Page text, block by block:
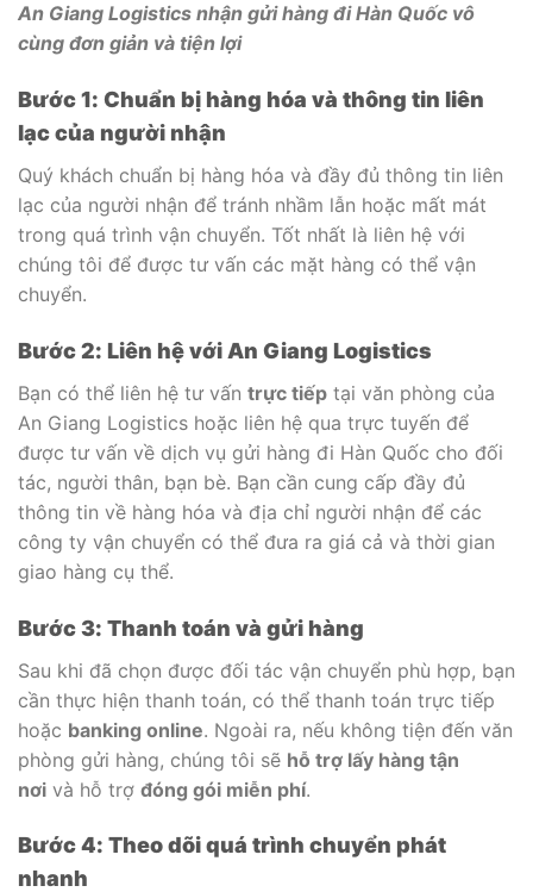
An Giang Logistics nhận gửi hàng đi Hàn Quốc vô
cùng đơn giản và tiện lợi
Bước 1: Chuẩn bị hàng hóa và thông tin liên
lạc của người nhận
Quý khách chuẩn bị hàng hóa và đầy đủ thông tin liên
lạc của người nhận để tránh nhầm lẫn hoặc mất mát
trong quá trình vận chuyển. Tốt nhất là liên hệ với
chúng tôi để được tư vấn các mặt hàng có thể vận
chuyển.
Bước 2: Liên hệ với An Giang Logistics
Bạn có thể liên hệ tư vấn trực tiếp tại văn phòng của
An Giang Logistics hoặc liên hệ qua trực tuyến để
được tư vấn về dịch vụ gửi hàng đi Hàn Quốc cho đối
tác, người thân, bạn bè. Bạn cần cung cấp đầy đủ
thông tin về hàng hóa và địa chỉ người nhận để các
công ty vận chuyển có thể đưa ra giá cả và thời gian
giao hàng cụ thể.
Bước 3: Thanh toán và gửi hàng
Sau khi đã chọn được đối tác vận chuyển phù hợp, bạn
cần thực hiện thanh toán, có thể thanh toán trực tiếp
hoặc banking online. Ngoài ra, nếu không tiện đến văn
phòng gửi hàng, chúng tôi sẽ hỗ trợ lấy hàng tận
nơi và hỗ trợ đóng gói miễn phí.
Bước 4: Theo dõi quá trình chuyển phát
nhanh